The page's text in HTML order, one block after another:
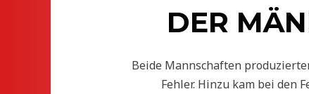
DER
Beide Mannschaften
Fehler. Hinzu kam bei den